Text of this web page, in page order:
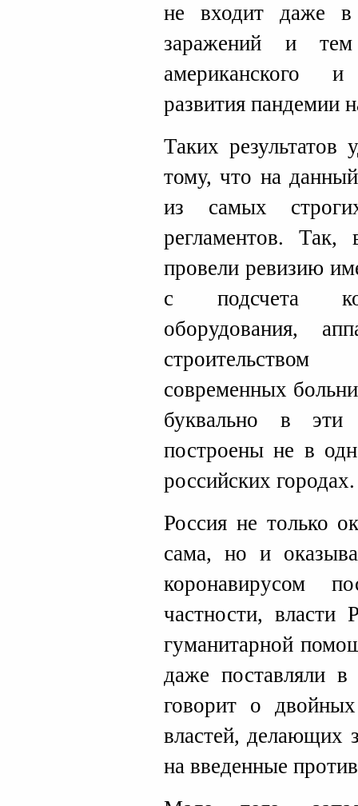
не входит даже в
заражений и
американского и
развития пандемии
Таких результатов
тому, что на
из самых
регламентов. Так,
провели ревизию
с подсчета
оборудования,
современных
буквально в
построены не в
российских городах.
Россия не только
сама, но и
коронавирусом
частности, власти
гуманитарной
даже поставляли
говорит о двойных
властей, делающих
на введенные